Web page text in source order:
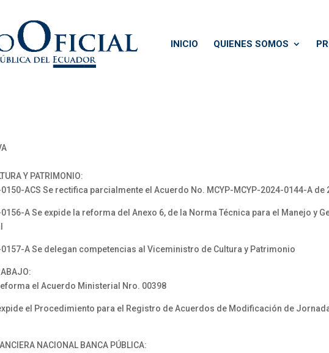
INICIO QUIENES SOMOS
Y PATRIMONIO:
0150-ACS Se rectifica parcialmente el Acuerdo No. MCYP-MCYP-2024-0144-A
0156-A Se expide la reforma del Anexo 6, de la Norma Técnica para el Manejo y
0157-A Se delegan competencias al Viceministro de Cultura y Patrimonio
el Acuerdo Ministerial Nro. 00398
el Procedimiento para el Registro de Acuerdos de Modificación de
NACIONAL BANCA PÚBLICA: